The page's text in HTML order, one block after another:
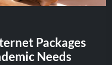
Packages
Needs